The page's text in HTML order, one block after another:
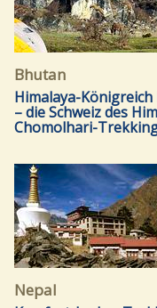
Bhutan
Himalaya-
– die Schweiz des
Chomolhari-
Nepal